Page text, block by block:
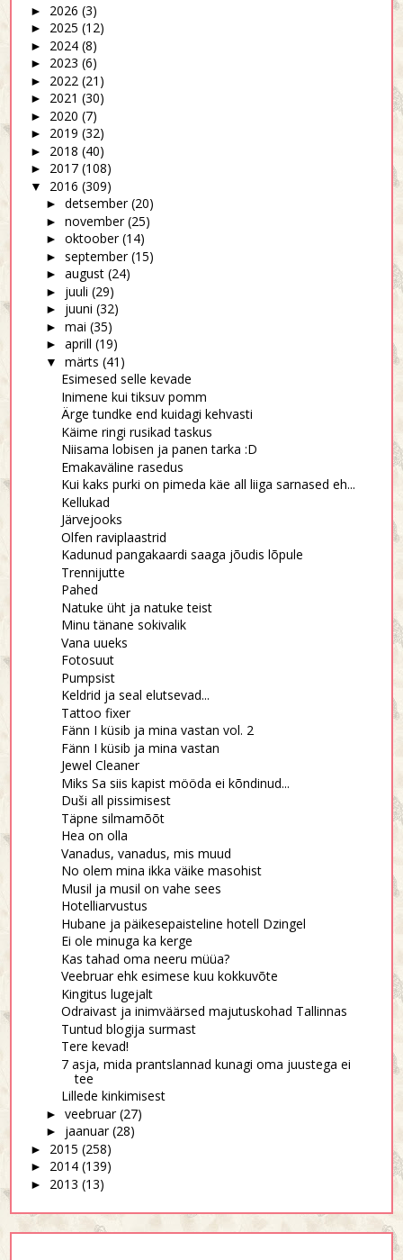
► 2026 (3)
► 2025 (12)
► 2024 (8)
► 2023 (6)
► 2022 (21)
► 2021 (30)
► 2020 (7)
► 2019 (32)
► 2018 (40)
► 2017 (108)
▼ 2016 (309)
► detsember (20)
► november (25)
► oktoober (14)
► september (15)
► august (24)
► juuli (29)
► juuni (32)
► mai (35)
► aprill (19)
▼ märts (41)
Esimesed selle kevade
Inimene kui tiksuv pomm
Ärge tundke end kuidagi kehvasti
Käime ringi rusikad taskus
Niisama lobisen ja panen tarka :D
Emakaväline rasedus
Kui kaks purki on pimeda käe all liiga sarnased eh...
Kellukad
Järvejooks
Olfen raviplaastrid
Kadunud pangakaardi saaga jõudis lõpule
Trennijutte
Pahed
Natuke üht ja natuke teist
Minu tänane sokivalik
Vana uueks
Fotosuut
Pumpsist
Keldrid ja seal elutsevad...
Tattoo fixer
Fänn I küsib ja mina vastan vol. 2
Fänn I küsib ja mina vastan
Jewel Cleaner
Miks Sa siis kapist mööda ei kõndinud...
Duši all pissimisest
Täpne silmamõõt
Hea on olla
Vanadus, vanadus, mis muud
No olem mina ikka väike masohist
Musil ja musil on vahe sees
Hotelliarvustus
Hubane ja päikesepaisteline hotell Dzingel
Ei ole minuga ka kerge
Kas tahad oma neeru müüa?
Veebruar ehk esimese kuu kokkuvõte
Kingitus lugejalt
Odraivast ja inimväärsed majutuskohad Tallinnas
Tuntud blogija surmast
Tere kevad!
7 asja, mida prantslannad kunagi oma juustega ei
tee
Lillede kinkimisest
► veebruar (27)
► jaanuar (28)
► 2015 (258)
► 2014 (139)
► 2013 (13)